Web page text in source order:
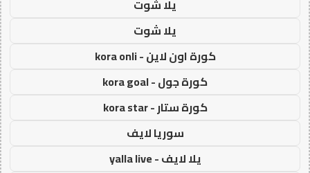
يلا شوت
يلا شوت
كورة اون لاين - kora onli
كورة جول - kora goal
كورة ستار - kora star
سوريا لايف
يلا لايف - yalla live